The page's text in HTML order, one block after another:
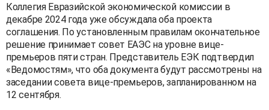
Коллегия Евразийской экономической комиссии в
декабре 2024 года уже обсуждала оба проекта
соглашения. По установленным правилам окончательное
решение принимает совет ЕАЭС на уровне вице-
премьеров пяти стран. Представитель ЕЭК подтвердил
«Ведомостям», что оба документа будут рассмотрены на
заседании совета вице-премьеров, запланированном на
12 сентября.